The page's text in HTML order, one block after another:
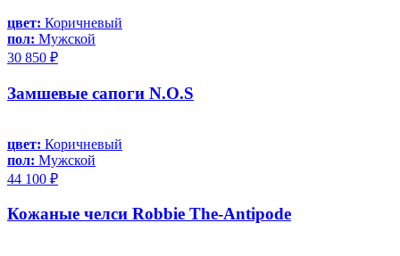
цвет: Коричневый
пол: Мужской
30 850 ₽
Замшевые сапоги N.O.S
цвет: Коричневый
пол: Мужской
44 100 ₽
Кожаные челси Robbie The-Antipode